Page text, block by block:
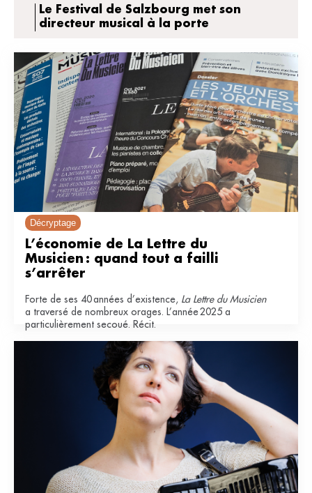
Le Festival de Salzbourg met son
directeur musical à la porte
Décryptage
L’économie de La Lettre du
Musicien : quand tout a failli
s’arrêter
Forte de ses 40 années d’existence, La Lettre du Musicien
a traversé de nombreux orages. L’année 2025 a
particulièrement secoué. Récit.